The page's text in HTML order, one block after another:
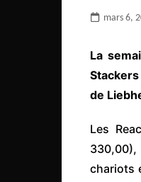
mars 6,
La
de
Les
chariots